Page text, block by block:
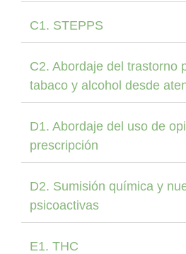
C1. STEPPS
C2. Abordaje del trastorno
tabaco y alcohol desde
D1. Abordaje del uso de
prescripción
D2. Sumisión química y
psicoactivas
E1. THC